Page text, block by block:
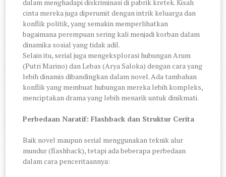
dalam menghadapi diskriminasi di pabrik kretek. Kisah
cinta mereka juga diperumit dengan intrik keluarga dan
konflik politik, yang semakin memperlihatkan
bagaimana perempuan sering kali menjadi korban dalam
dinamika sosial yang tidak adil.
Selain itu, serial juga mengeksplorasi hubungan Arum
(Putri Marino) dan Lebas (Arya Saloka) dengan cara yang
lebih dinamis dibandingkan dalam novel. Ada tambahan
konflik yang membuat hubungan mereka lebih kompleks,
menciptakan drama yang lebih menarik untuk dinikmati.
Perbedaan Naratif: Flashback dan Struktur Cerita
Baik novel maupun serial menggunakan teknik alur
mundur (flashback), tetapi ada beberapa perbedaan
dalam cara penceritaannya: